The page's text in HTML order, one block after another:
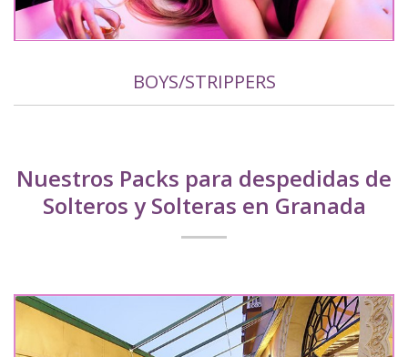
BOYS/STRIPPERS
Nuestros Packs para despedidas de
Solteros y Solteras en Granada